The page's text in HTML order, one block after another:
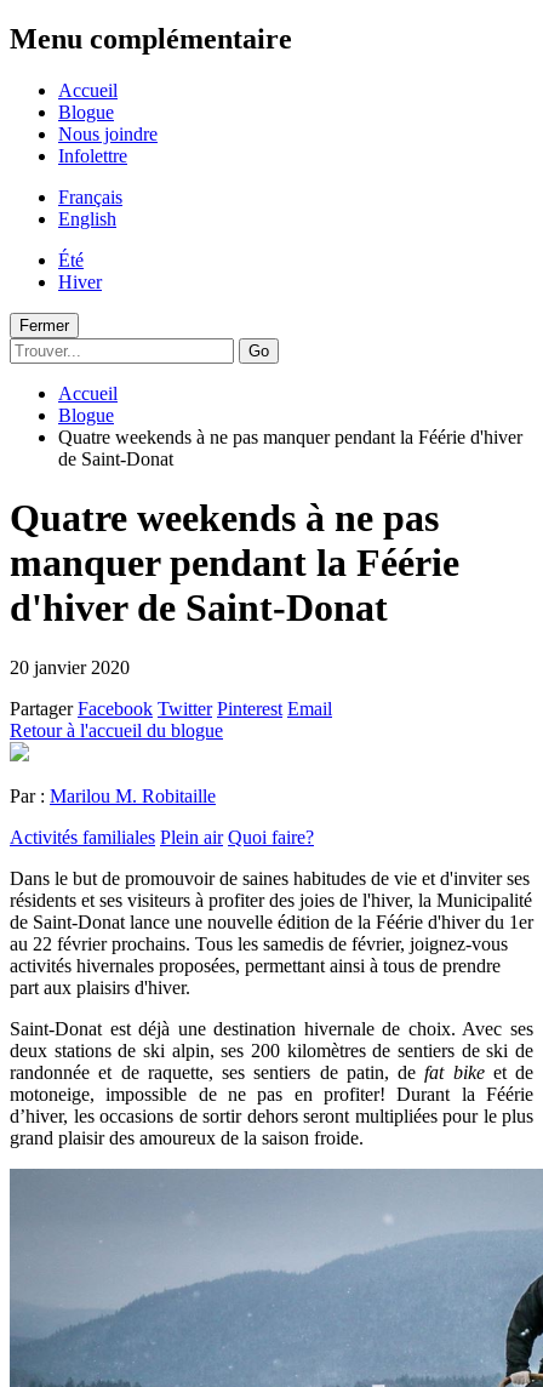
Menu complémentaire
Accueil
Blogue
Nous joindre
Infolettre
Français
English
Été
Hiver
Fermer
Go
Accueil
Blogue
Quatre weekends à ne pas manquer pendant la Féérie d'hiver
de Saint-Donat
Quatre weekends à ne pas
manquer pendant la Féérie
d'hiver de Saint-Donat
20 janvier 2020
Partager Facebook Twitter Pinterest Email
Retour à l'accueil du blogue
Par : Marilou M. Robitaille
Activités familiales Plein air Quoi faire?
Dans le but de promouvoir de saines habitudes de vie et d'inviter ses
résidents et ses visiteurs à profiter des joies de l'hiver, la Municipalité
de Saint-Donat lance une nouvelle édition de la Féérie d'hiver du 1er
au 22 février prochains. Tous les samedis de février, joignez-vous
activités hivernales proposées, permettant ainsi à tous de prendre
part aux plaisirs d'hiver.
Saint-Donat est déjà une destination hivernale de choix. Avec ses
deux stations de ski alpin, ses 200 kilomètres de sentiers de ski de
randonnée et de raquette, ses sentiers de patin, defat bikeet de
motoneige, impossible de ne pas en profiter! Durant la Féérie
d’hiver, les occasions de sortir dehors seront multipliées pour le plus
grand plaisir des amoureux de la saison froide.